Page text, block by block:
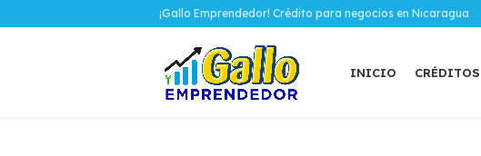
¡Gallo Emprendedor! Crédito para negocios en Nicaragua
INICIO CRÉDITOS